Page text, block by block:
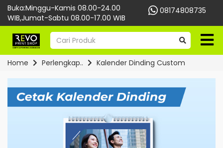
Buka:Minggu-Kamis 08.00-24.00
WIB,Jumat-Sabtu 08.00-17.00 WIB
08174808735
Home Perlengkap.. Kalender Dinding Custom